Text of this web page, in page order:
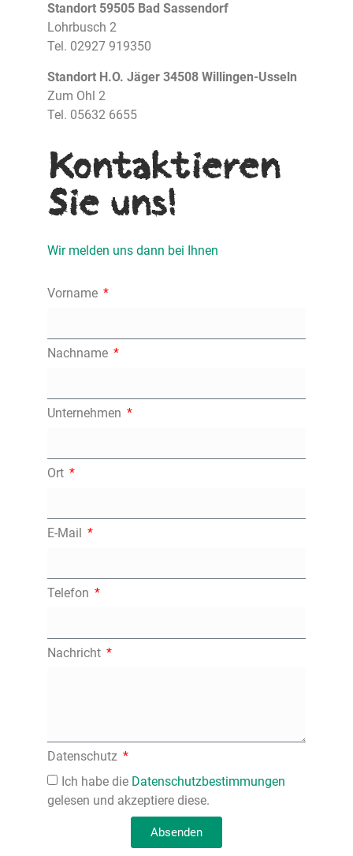
Standort 59505 Bad Sassendorf
Lohrbusch 2
Tel. 02927 919350
Standort H.O. Jäger 34508 Willingen-Usseln
Zum Ohl 2
Tel. 05632 6655
Kontaktieren
Sie uns!
Wir melden uns dann bei Ihnen
Vorname
Nachname
Unternehmen
Ort
E-Mail
Telefon
Nachricht
Datenschutz
Ich habe die Datenschutzbestimmungen
gelesen und akzeptiere diese.
Absenden